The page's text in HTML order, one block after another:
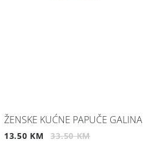
ŽENSKE KUĆNE PAPUČE GALINA
13.50 KM 33.50 KM